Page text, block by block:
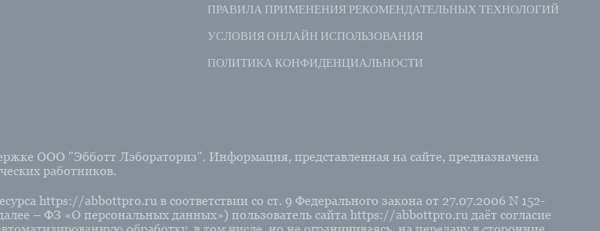
ПРАВИЛА ПРИМЕНЕНИЯ РЕКОМЕНДАТЕЛЬНЫХ ТЕХНОЛОГИЙ
УСЛОВИЯ ОНЛАЙН ИСПОЛЬЗОВАНИЯ
ПОЛИТИКА КОНФИДЕНЦИАЛЬНОСТИ
ООО "Эбботт Лэбораториз". Информация, представленная на сайте, предназначена
работников.
https://abbottpro.ru в соответствии со ст. 9 Федерального закона от 27.07.2006 N 152-
– ФЗ «О персональных данных») пользователь сайта https://abbottpro.ru даёт согласие